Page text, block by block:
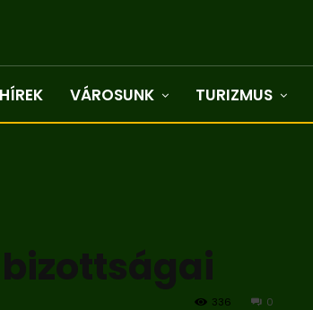
HÍREK VÁROSUNK TURIZMUS
0
336